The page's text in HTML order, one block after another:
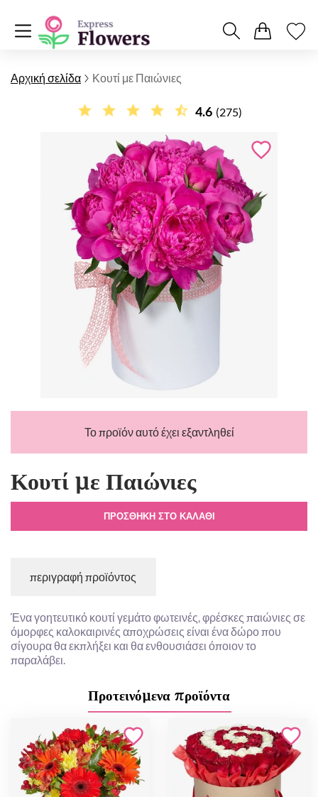
Αρχική σελίδα Κουτί με Παιώνιες
4.6 (275)
Το προϊόν αυτό έχει εξαντληθεί
Κουτί με Παιώνιες
ΠΡΟΣΘΉΚΗ ΣΤΟ ΚΑΛΆΘΙ
περιγραφή προϊόντος
Ένα γοητευτικό κουτί γεμάτο φωτεινές, φρέσκες παιώνιες σε
όμορφες καλοκαιρινές αποχρώσεις είναι ένα δώρο που
σίγουρα θα εκπλήξει και θα ενθουσιάσει όποιον το
παραλάβει.
Προτεινόμενα προϊόντα